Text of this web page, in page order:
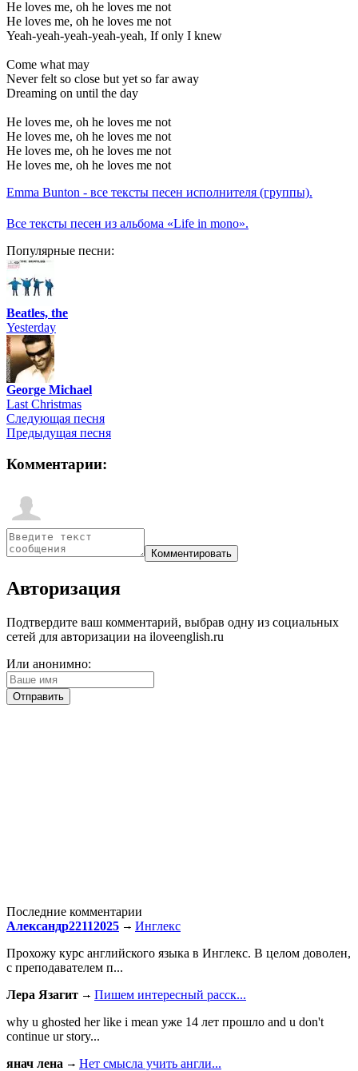
He loves me, oh he loves me not
He loves me, oh he loves me not
Yeah-yeah-yeah-yeah-yeah, If only I knew
Come what may
Never felt so close but yet so far away
Dreaming on until the day
He loves me, oh he loves me not
He loves me, oh he loves me not
He loves me, oh he loves me not
He loves me, oh he loves me not
Emma Bunton - все тексты песен исполнителя (группы).
Все тексты песен из альбома «Life in mono».
Популярные песни:
Beatles, the
Yesterday
George Michael
Last Christmas
Следующая песня
Предыдущая песня
Комментарии:
Авторизация
Подтвердите ваш комментарий, выбрав одну из социальных
сетей для авторизации на iloveenglish.ru
Или анонимно:
Последние комментарии
Александр22112025
Инглекс
Прохожу курс английского языка в Инглекс. В целом доволен,
с преподавателем п...
Лера Язагит
Пишем интересный расск...
why u ghosted her like i mean уже 14 лет прошло and u don't
continue ur story...
янач лена
Нет смысла учить англи...